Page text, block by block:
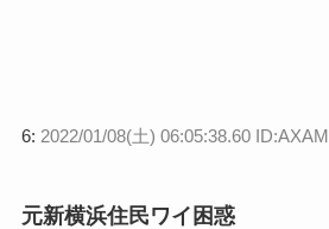
6: 2022/01/08(土) 06:05:38.60
元新横浜住民ワイ困惑